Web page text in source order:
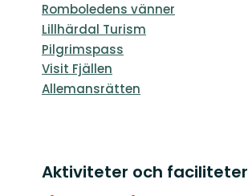
Romboledens vänner
Lillhärdal Turism
Pilgrimspass
Visit Fjällen
Allemansrätten
Aktiviteter och faciliteter